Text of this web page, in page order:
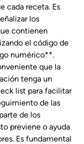
cada receta. Es
los
contienen
el código de
numérico**.
que la
tenga un
list para facilitar
de las
de los
previene o ayuda
Es fundamental